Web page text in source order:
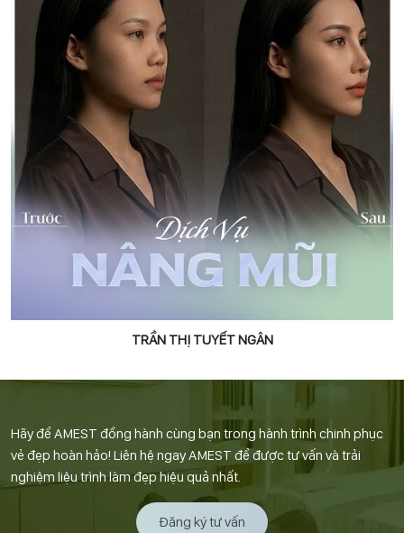
TRẦN THỊ TUYẾT NGÂN
Hãy để AMEST đồng hành cùng bạn trong hành trình chinh phục
vẻ đẹp hoàn hảo! Liên hệ ngay AMEST để được tư vấn và trải
nghiệm liệu trình làm đẹp hiệu quả nhất.
Đăng ký tư vấn